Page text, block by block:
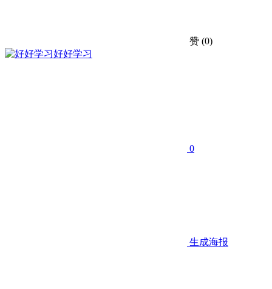
赞 (0)
好好学习
0
生成海报